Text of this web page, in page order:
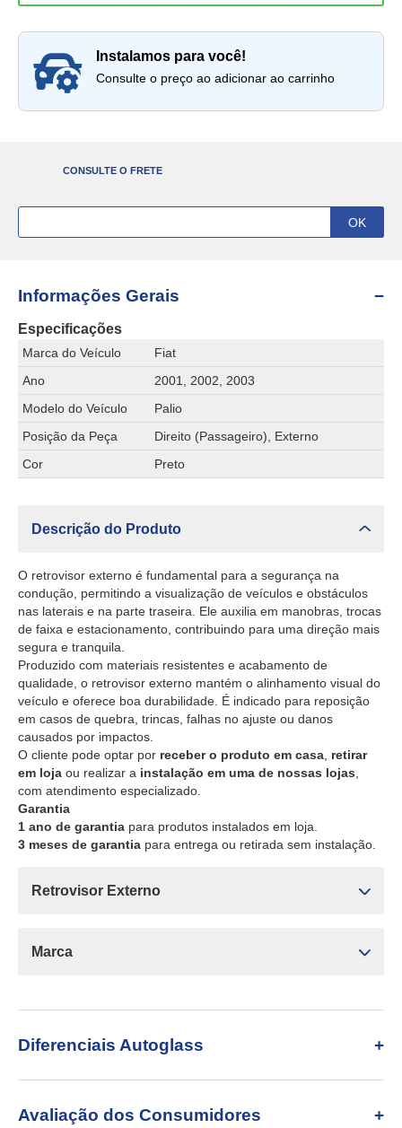
instalamos para você!
Consulte o preço ao adicionar ao carrinho
CONSULTE O FRETE
Informações Gerais
Especificações
Marca do Veículo
Fiat
Ano
2001, 2002, 2003
Modelo do Veículo
Palio
Posição da Peça
Direito (Passageiro), Externo
Cor
Preto
Descrição do Produto
O retrovisor externo é fundamental para a segurança na
condução, permitindo a visualização de veículos e obstáculos
nas laterais e na parte traseira. Ele auxilia em manobras, trocas
de faixa e estacionamento, contribuindo para uma direção mais
segura e tranquila.
Produzido com materiais resistentes e acabamento de
qualidade, o retrovisor externo mantém o alinhamento visual do
veículo e oferece boa durabilidade. É indicado para reposição
em casos de quebra, trincas, falhas no ajuste ou danos
causados por impactos.
O cliente pode optar por receber o produto em casa retirar
em loja ou realizar a instalação em uma de nossas lojas
com atendimento especializado.
Garantia
1 ano de garantia para produtos instalados em loja.
3 meses de garantia para entrega ou retirada sem instalação.
Retrovisor Externo
Marca
Diferenciais Autoglass
Avaliação dos Consumidores